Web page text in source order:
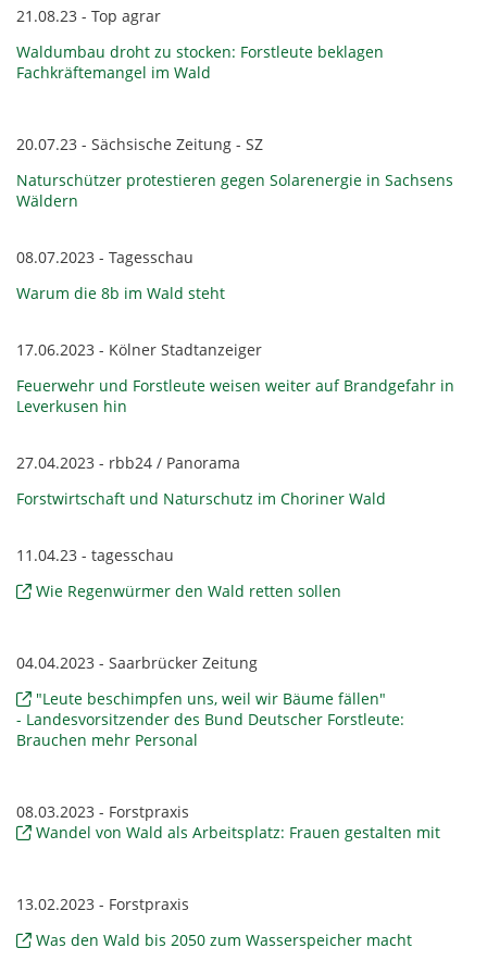
21.08.23 - Top agrar
Waldumbau droht zu stocken: Forstleute beklagen
Fachkräftemangel im Wald
20.07.23 - Sächsische Zeitung - SZ
Naturschützer protestieren gegen Solarenergie in Sachsens
Wäldern
08.07.2023 - Tagesschau
Warum die 8b im Wald steht
17.06.2023 - Kölner Stadtanzeiger
Feuerwehr und Forstleute weisen weiter auf Brandgefahr in
Leverkusen hin
27.04.2023 - rbb24 / Panorama
Forstwirtschaft und Naturschutz im Choriner Wald
11.04.23 - tagesschau
Wie Regenwürmer den Wald retten sollen
04.04.2023 - Saarbrücker Zeitung
"Leute beschimpfen uns, weil wir Bäume fällen"
- Landesvorsitzender des Bund Deutscher Forstleute:
Brauchen mehr Personal
08.03.2023 - Forstpraxis
Wandel von Wald als Arbeitsplatz: Frauen gestalten mit
13.02.2023 - Forstpraxis
Was den Wald bis 2050 zum Wasserspeicher macht